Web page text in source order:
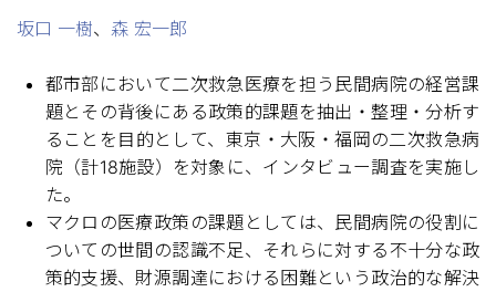
坂口 一樹、 森 宏一郎
都市部において二次救急医療を担う民間病院の経営課
題とその背後にある政策的課題を抽出・整理・分析す
ることを目的として、東京・大阪・福岡の二次救急病
院（計18施設）を対象に、インタビュー調査を実施し
た。
マクロの医療政策の課題としては、民間病院の役割に
ついての世間の認識不足、それらに対する不十分な政
策的支援、財源調達における困難という政治的な解決